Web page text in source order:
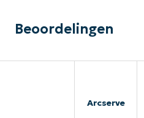
Beoordelingen
Arcserve